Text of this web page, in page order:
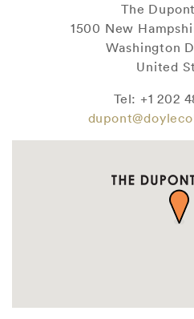
The
1500 New
Washington
United
Tel: +1 202